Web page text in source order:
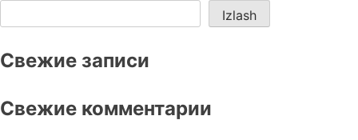
Izlash
Свежие записи
Свежие комментарии